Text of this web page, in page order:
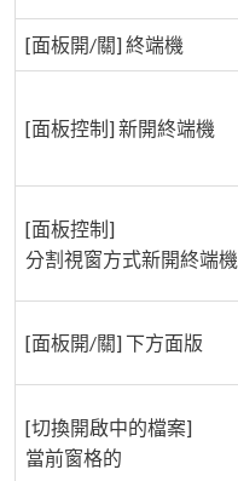
[面板開/關] 終端機
[面板控制] 新開終端機
[面板控制]
分割視窗方式新開終端機
[面板開/關] 下方面版
[切換開啟中的檔案]
當前窗格的